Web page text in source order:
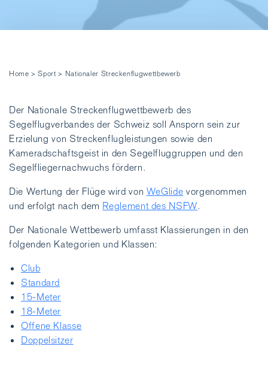
Home >Sport > Nationaler Streckenflugwettbewerb
Der Nationale Streckenflugwettbewerb des
Segelflugverbandes der Schweiz soll Ansporn sein zur
Erzielung von Streckenflugleistungen sowie den
Kameradschaftsgeist in den Segelfluggruppen und den
Segelfliegernachwuchs fördern.
Die Wertung der Flüge wird von WeGlide vorgenommen
und erfolgt nach dem Reglement des NSFW.
Der Nationale Wettbewerb umfasst Klassierungen in den
folgenden Kategorien und Klassen:
Club
Standard
15-Meter
18-Meter
Offene Klasse
Doppelsitzer